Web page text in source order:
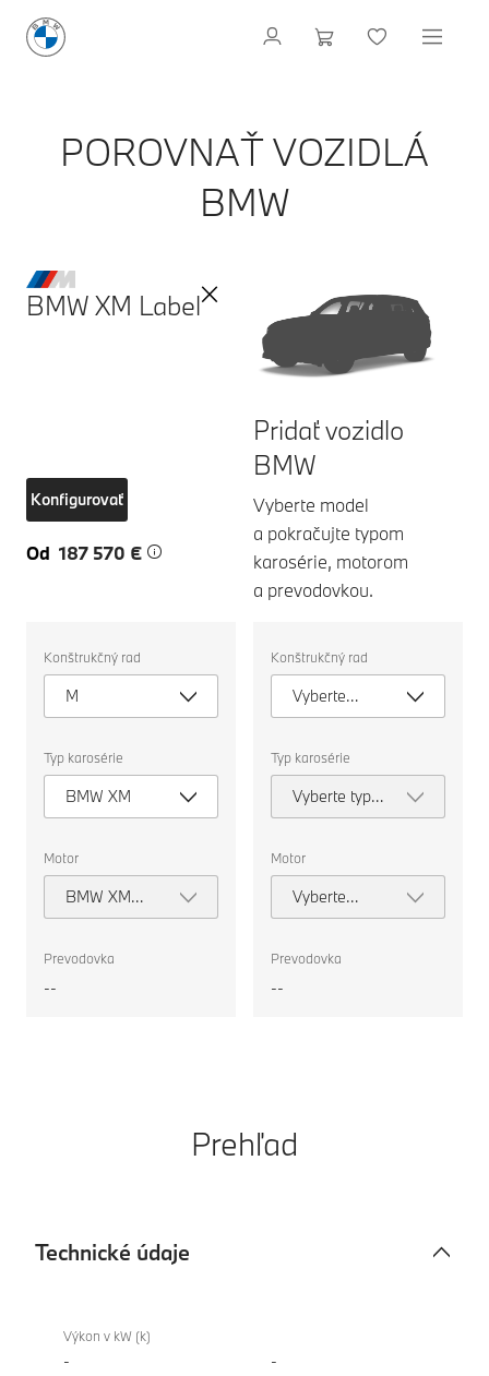
POROVNAŤ VOZIDLÁ
BMW
BMW XM Label
Konfigurovať
Od 187 570 €
chcete
vybrať
auto
na
zvoľte
nižšie
uvedené
vlastnosti.
Konštrukčný rad
M
Typ karosérie
BMW XM
Motor
BMW XM
Label
Prevodovka
--
Pridať vozidlo
BMW
Vyberte model
a pokračujte typom
karosérie, motorom
a prevodovkou.
chcete
vybrať
auto
na
zvoľte
nižšie
uvedené
vlastnosti.
Konštrukčný rad
Vyberte
model
Typ karosérie
Vyberte typ
karosérie
Motor
Vyberte
motor
Prevodovka
--
Prehľad
Technické údaje
údaje
XM
Label
Výkon v kW (k)
- -